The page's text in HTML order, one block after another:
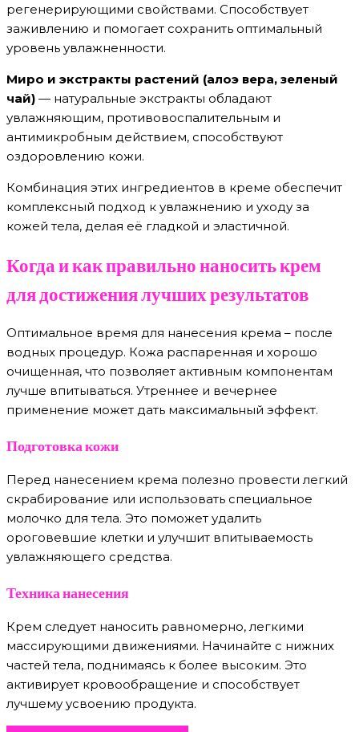
регенерирующими свойствами. Способствует
заживлению и помогает сохранить оптимальный
уровень увлажненности.
Миро и экстракты растений (алоэ вера, зеленый
чай) — натуральные экстракты обладают
увлажняющим, противовоспалительным и
антимикробным действием, способствуют
оздоровлению кожи.
Комбинация этих ингредиентов в креме обеспечит
комплексный подход к увлажнению и уходу за
кожей тела, делая её гладкой и эластичной.
Когда и как правильно наносить крем
для достижения лучших результатов
Оптимальное время для нанесения крема – после
водных процедур. Кожа распаренная и хорошо
очищенная, что позволяет активным компонентам
лучше впитываться. Утреннее и вечернее
применение может дать максимальный эффект.
Подготовка кожи
Перед нанесением крема полезно провести легкий
скрабирование или использовать специальное
молочко для тела. Это поможет удалить
ороговевшие клетки и улучшит впитываемость
увлажняющего средства.
Техника нанесения
Крем следует наносить равномерно, легкими
массирующими движениями. Начинайте с нижних
частей тела, поднимаясь к более высоким. Это
активирует кровообращение и способствует
лучшему усвоению продукта.